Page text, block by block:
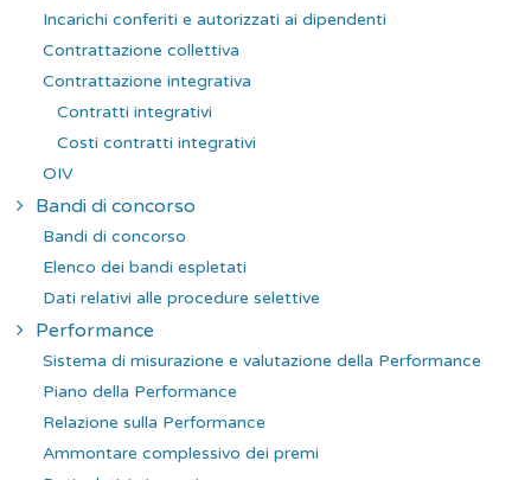
Incarichi conferiti e autorizzati ai dipendenti
Contrattazione collettiva
Contrattazione integrativa
Contratti integrativi
Costi contratti integrativi
OIV
Bandi di concorso
Bandi di concorso
Elenco dei bandi espletati
Dati relativi alle procedure selettive
Performance
Sistema di misurazione e valutazione della Performance
Piano della Performance
Relazione sulla Performance
Ammontare complessivo dei premi